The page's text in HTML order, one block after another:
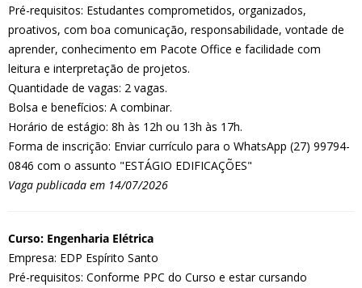
Pré-requisitos: Estudantes comprometidos, organizados,
proativos, com boa comunicação, responsabilidade, vontade de
aprender, conhecimento em Pacote Office e facilidade com
leitura e interpretação de projetos.
Quantidade de vagas: 2 vagas.
Bolsa e benefícios: A combinar.
Horário de estágio: 8h às 12h ou 13h às 17h.
Forma de inscrição: Enviar currículo para o WhatsApp (27) 99794-
0846 com o assunto "ESTÁGIO EDIFICAÇÕES"
Vaga publicada em 14/07/2026
Curso: Engenharia Elétrica
Empresa: EDP Espírito Santo
Pré-requisitos: Conforme PPC do Curso e estar cursando